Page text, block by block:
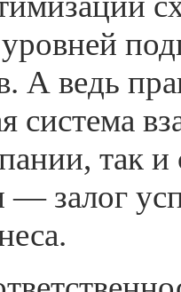
А ведь
система
так
— залог